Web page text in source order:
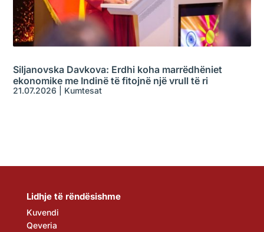
Siljanovska Davkova: Erdhi koha marrëdhëniet
ekonomike me Indinë të fitojnë një vrull të ri
21.07.2026 Kumtesat
Lidhje të rëndësishme
Kuvendi
Qeveria